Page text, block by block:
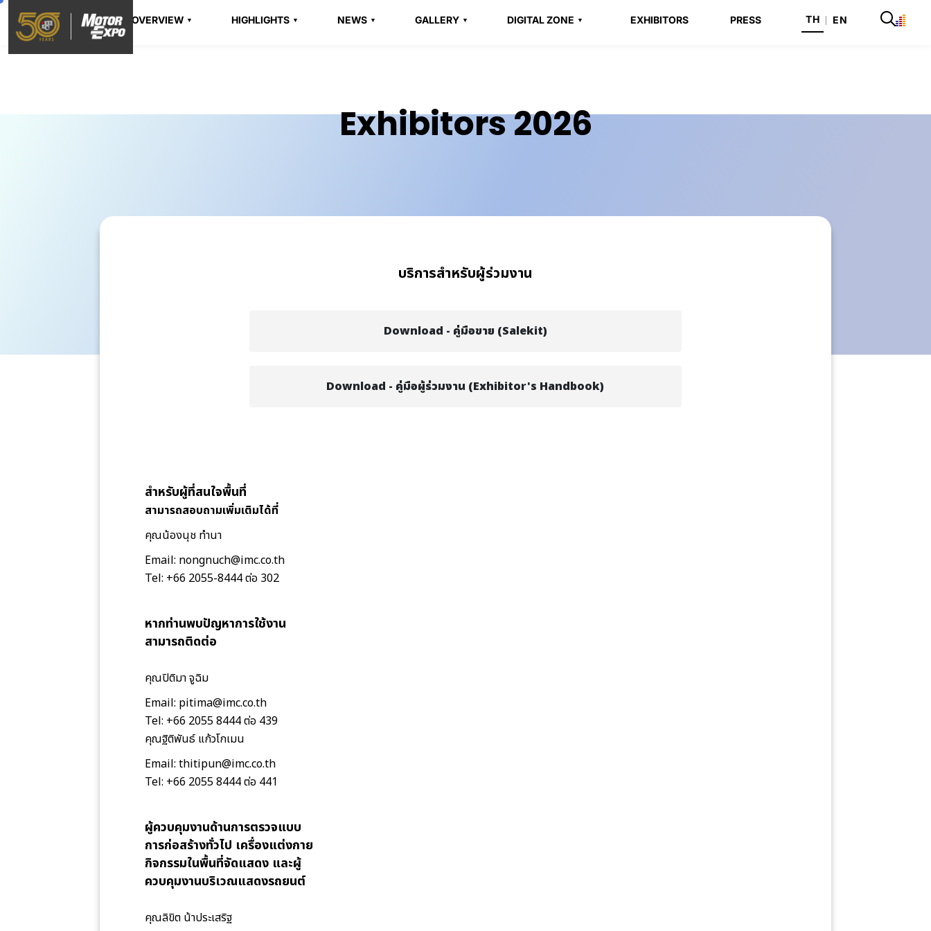
OVERVIEW HIGHLIGHTS NEWS GALLERY DIGITAL ZONE EXHIBITORS PRESS TH | EN
Exhibitors 2026
บริการสำหรับผู้ร่วมงาน
Download - คู่มือขาย (Salekit)
Download - คู่มือผู้ร่วมงาน (Exhibitor's Handbook)
สำหรับผู้ที่สนใจพื้นที่
สามารถสอบถามเพิ่มเติมได้ที่
คุณน้องนุช ทำนา
Email: nongnuch@imc.co.th
Tel: +66 2055-8444 ต่อ 302
หากท่านพบปัญหาการใช้งาน
สามารถติดต่อ
คุณปิติมา จูฉิม
Email: pitima@imc.co.th
Tel: +66 2055 8444 ต่อ 439
คุณฐิติพันธ์ แก้วโกเมน
Email: thitipun@imc.co.th
Tel: +66 2055 8444 ต่อ 441
ผู้ควบคุมงานด้านการตรวจแบบ
การก่อสร้างทั่วไป เครื่องแต่งกาย
กิจกรรมในพื้นที่จัดแสดง และผู้
ควบคุมงานบริเวณแสดงรถยนต์
คุณลิขิต น้าประเสริฐ